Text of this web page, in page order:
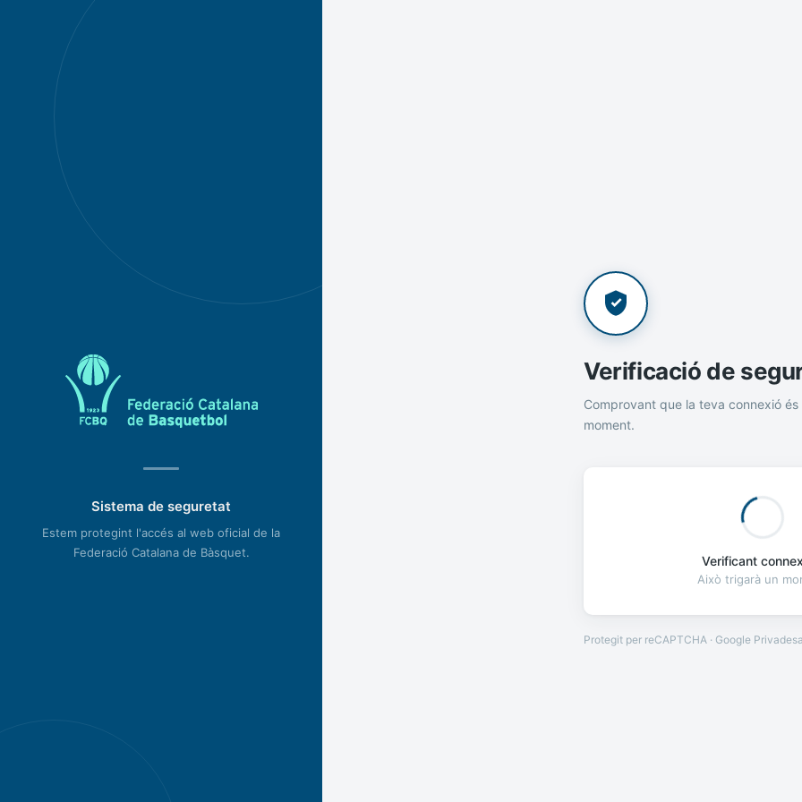
Sistema de seguretat
Estem protegint l'accés al web oficial de la
Federació Catalana de Bàsquet.
Verificació de
Comprovant que la teva connexió és
moment.
Verificant
Això trigarà un
Protegit per reCAPTCHA · Google Privadesa